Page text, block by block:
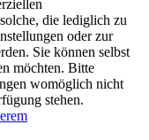
die lediglich zu
oder zur
Sie können selbst
möchten. Bitte
womöglich nicht
stehen.